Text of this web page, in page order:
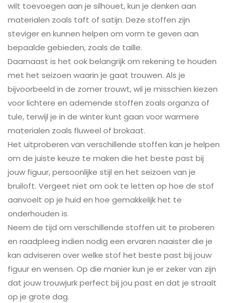
wilt toevoegen aan je silhouet, kun je denken aan
materialen zoals taft of satijn. Deze stoffen zijn
steviger en kunnen helpen om vorm te geven aan
bepaalde gebieden, zoals de taille.
Daarnaast is het ook belangrijk om rekening te houden
met het seizoen waarin je gaat trouwen. Als je
bijvoorbeeld in de zomer trouwt, wil je misschien kiezen
voor lichtere en ademende stoffen zoals organza of
tule, terwijl je in de winter kunt gaan voor warmere
materialen zoals fluweel of brokaat.
Het uitproberen van verschillende stoffen kan je helpen
om de juiste keuze te maken die het beste past bij
jouw figuur, persoonlijke stijl en het seizoen van je
bruiloft. Vergeet niet om ook te letten op hoe de stof
aanvoelt op je huid en hoe gemakkelijk het te
onderhouden is.
Neem de tijd om verschillende stoffen uit te proberen
en raadpleeg indien nodig een ervaren naaister die je
kan adviseren over welke stof het beste past bij jouw
figuur en wensen. Op die manier kun je er zeker van zijn
dat jouw trouwjurk perfect bij jou past en dat je straalt
op je grote dag.